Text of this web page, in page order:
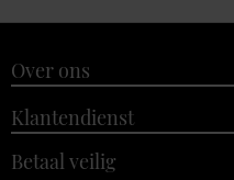
Over ons
Klantendienst
Betaal veilig